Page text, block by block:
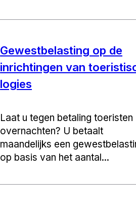
Gewestbelasting op de
inrichtingen van
logies
Laat u tegen betaling toeristen
overnachten? U betaalt
maandelijks een
op basis van het aantal...